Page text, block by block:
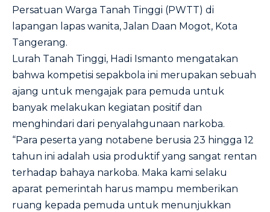
Persatuan Warga Tanah Tinggi (PWTT) di
lapangan lapas wanita, Jalan Daan Mogot, Kota
Tangerang.
Lurah Tanah Tinggi, Hadi Ismanto mengatakan
bahwa kompetisi sepakbola ini merupakan sebuah
ajang untuk mengajak para pemuda untuk
banyak melakukan kegiatan positif dan
menghindari dari penyalahgunaan narkoba.
“Para peserta yang notabene berusia 23 hingga 12
tahun ini adalah usia produktif yang sangat rentan
terhadap bahaya narkoba. Maka kami selaku
aparat pemerintah harus mampu memberikan
ruang kepada pemuda untuk menunjukkan